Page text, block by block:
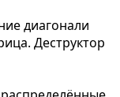
диагонали
Деструктор